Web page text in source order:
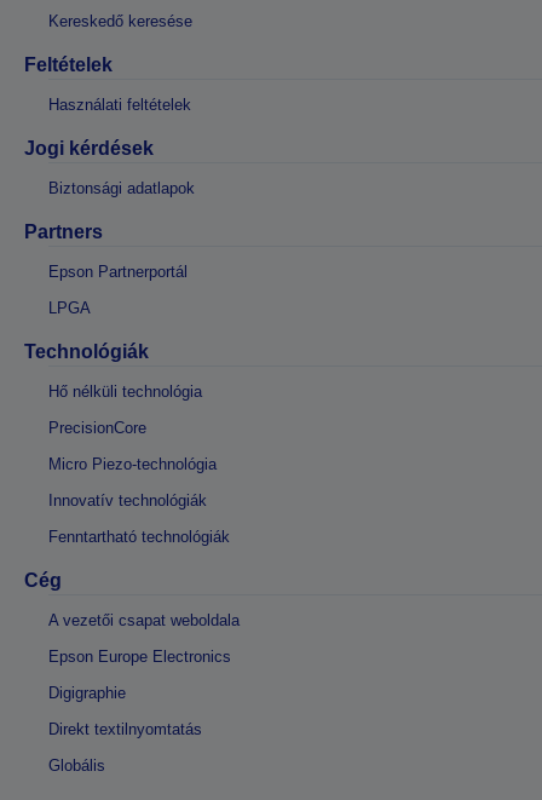
Kereskedő keresése
Feltételek
Használati feltételek
Jogi kérdések
Biztonsági adatlapok
Partners
Epson Partnerportál
LPGA
Technológiák
Hő nélküli technológia
PrecisionCore
Micro Piezo-technológia
Innovatív technológiák
Fenntartható technológiák
Cég
A vezetői csapat weboldala
Epson Europe Electronics
Digigraphie
Direkt textilnyomtatás
Globális